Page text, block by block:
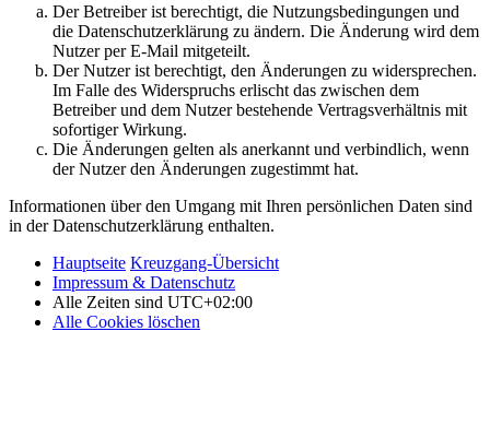
Der Betreiber ist berechtigt, die Nutzungsbedingungen und
die Datenschutzerklärung zu ändern. Die Änderung wird dem
Nutzer per E-Mail mitgeteilt.
Der Nutzer ist berechtigt, den Änderungen zu widersprechen.
Im Falle des Widerspruchs erlischt das zwischen dem
Betreiber und dem Nutzer bestehende Vertragsverhältnis mit
sofortiger Wirkung.
Die Änderungen gelten als anerkannt und verbindlich, wenn
der Nutzer den Änderungen zugestimmt hat.
Informationen über den Umgang mit Ihren persönlichen Daten sind
in der Datenschutzerklärung enthalten.
Hauptseite Kreuzgang-Übersicht
Impressum & Datenschutz
Alle Zeiten sind UTC+02:00
Alle Cookies löschen